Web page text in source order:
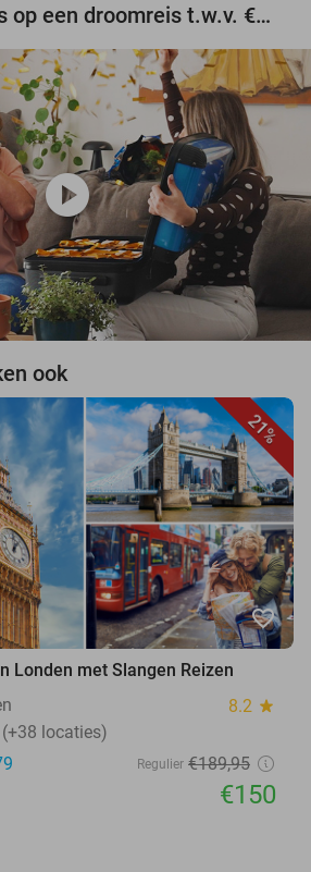
Maak gratis kans op een droomreis t.w.v. €3.000!
play_circle
ook
21%
favorite_border
Londen met Slangen Reizen
8.2 star
locaties)
Regulier €189,95
€150